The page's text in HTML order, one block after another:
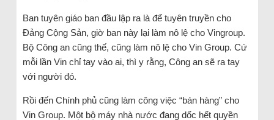
Ban tuyên giáo ban đầu lập ra là để tuyên truyền cho
Đảng Cộng Sản, giờ ban này lại làm nô lệ cho Vingroup.
Bộ Công an cũng thế, cũng làm nô lệ cho Vin Group. Cứ
mỗi lần Vin chỉ tay vào ai, thì y rằng, Công an sẽ ra tay
với người đó.
Rồi đến Chính phủ cũng làm công việc “bán hàng” cho
Vin Group. Một bộ máy nhà nước đang dốc hết quyền